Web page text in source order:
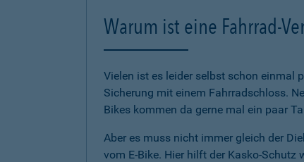
Warum ist eine Fahrrad-
Vielen ist es leider selbst schon einmal
Sicherung mit einem Fahrradschloss.
Bikes kommen da gerne mal ein paar
Aber es muss nicht immer gleich der
vom E-Bike. Hier hilft der Kasko-Schutz